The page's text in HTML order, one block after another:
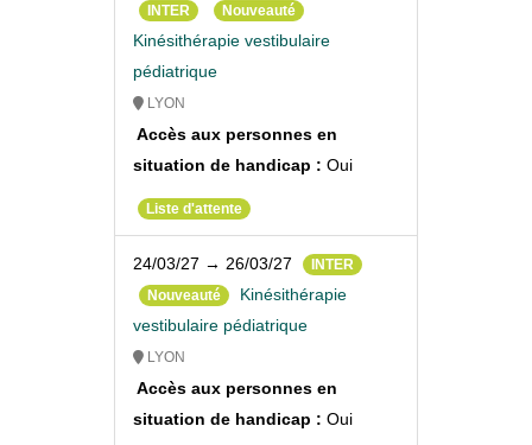
INTER Nouveauté
Kinésithérapie vestibulaire
pédiatrique
LYON
Accès aux personnes en
situation de handicap : Oui
Liste d'attente
24/03/27 → 26/03/27
INTER
Nouveauté
Kinésithérapie
vestibulaire pédiatrique
LYON
Accès aux personnes en
situation de handicap : Oui